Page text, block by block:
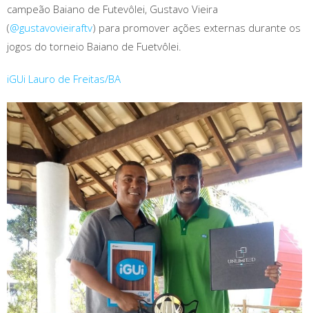
campeão Baiano de Futevôlei, Gustavo Vieira
(@gustavovieiraftv) para promover ações externas durante os
jogos do torneio Baiano de Fuetvôlei.
iGUi Lauro de Freitas/BA